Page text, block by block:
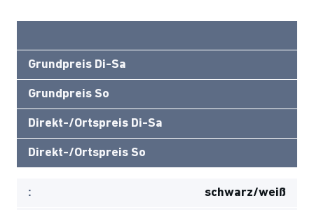
Grundpreis Di-Sa
Grundpreis So
Direkt-/Ortspreis Di-Sa
Direkt-/Ortspreis So
: schwarz/weiß